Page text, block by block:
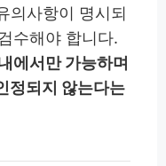
의사항이 명시되
수해야 합니다.
에서만 가능하며
정되지 않는다는